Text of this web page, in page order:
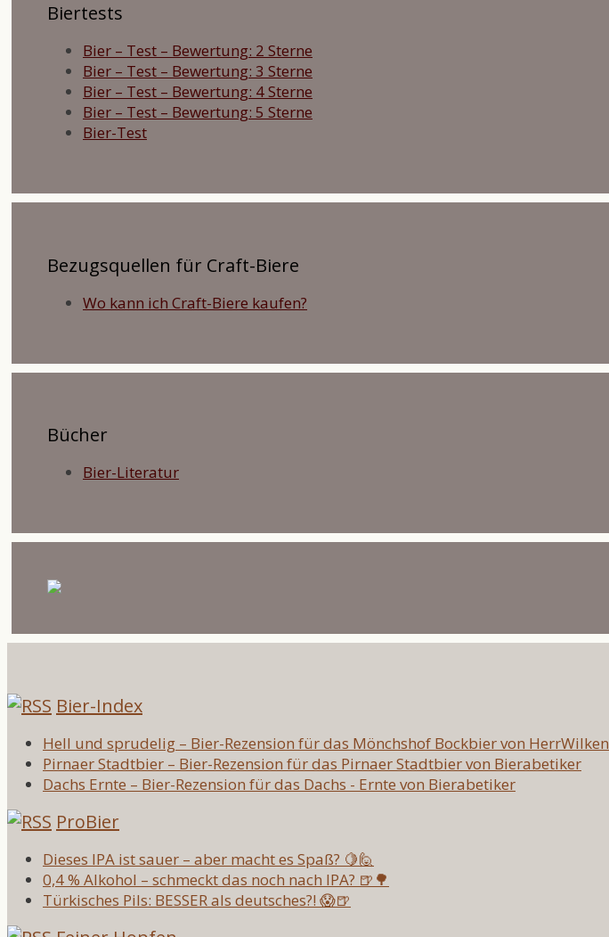
Biertests
Bier – Test – Bewertung: 2 Sterne
Bier – Test – Bewertung: 3 Sterne
Bier – Test – Bewertung: 4 Sterne
Bier – Test – Bewertung: 5 Sterne
Bier-Test
Bezugsquellen für Craft-Biere
Wo kann ich Craft-Biere kaufen?
Bücher
Bier-Literatur
Bier-Index
Hell und sprudelig – Bier-Rezension für das Mönchshof Bockbier von HerrWilken
Pirnaer Stadtbier – Bier-Rezension für das Pirnaer Stadtbier von Bierabetiker
Dachs Ernte – Bier-Rezension für das Dachs - Ernte von Bierabetiker
ProBier
Dieses IPA ist sauer – aber macht es Spaß? 🍋🙋
0,4 % Alkohol – schmeckt das noch nach IPA? 🍺🌳
Türkisches Pils: BESSER als deutsches?! 😱🍺